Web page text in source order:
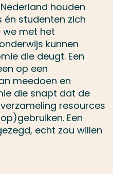
houden
én studenten zich
met het
kunnen
die deugt. Een
op een
meedoen en
die snapt dat de
resources
Een
echt zou willen